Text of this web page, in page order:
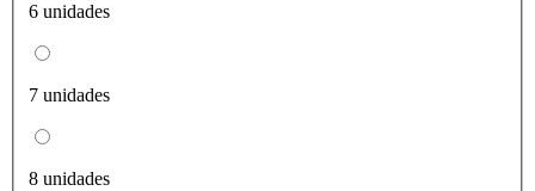
6 unidades
7 unidades
8 unidades